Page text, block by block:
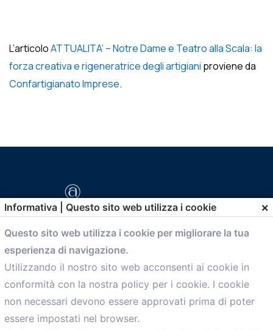
L’articoloATTUALITA’ – Notre Dame e Teatro alla Scala: la
forza creativa e rigeneratrice degli artigiani proviene da
Confartigianato Imprese.
comunicazione@confartigianato.bo.it
Menù
Home
Informativa | Questo sito web utilizza i cookie ×
Questo sito web utilizza i cookie per migliorare la tua
esperienza di navigazione.
Utilizzando il nostro sito web acconsenti ai cookie in
conformità con la nostra policy per i cookie. I cookie
non necessari devono essere approvati prima di poter
essere impostati nel browser.